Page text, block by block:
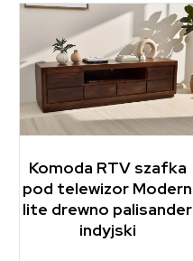
Komoda RTV szafka
pod telewizor Modern
lite drewno palisander
indyjski